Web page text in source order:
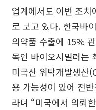
업계에서도 이번 조치
로 보고 있다. 한국바
의약품 수출에 15%
목인 바이오시밀러는
미국산 위탁개발생산
용 가능성이 있어 전
라며 “미국에서 의뢰